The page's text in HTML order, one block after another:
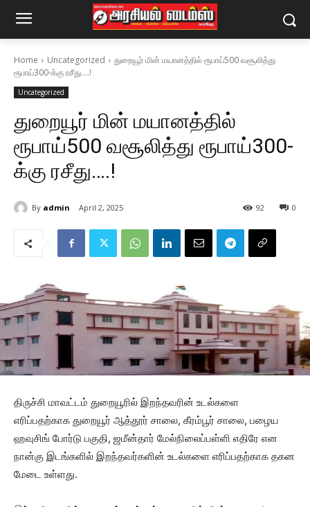
Home Uncategorized
துறையூர் மின் மயானத்தில் ரூபாய்500 வசூலித்து
ரூபாய்300-க்கு ரசீது….!
Uncategorized
துறையூர் மின் மயானத்தில்
ரூபாய்500 வசூலித்து ரூபாய்300-
க்கு ரசீது….!
By admin April 2, 2025 0
92
திருச்சி மாவட்டம் துறையூரில் இறந்தவரின் உடல்களை
எரிப்பதற்காக துறையூர் ஆத்தூர் சாலை, கீரம்பூர் சாலை, பழைய
ஹவுசிங் போர்டு பகுதி, ஜமீன்தார் மேல்நிலைப்பள்ளி எதிரே என
நான்கு இடங்களில் இறந்தவர்களின் உடல்களை எரிப்பதற்காக தகன
மேடை உள்ளது.